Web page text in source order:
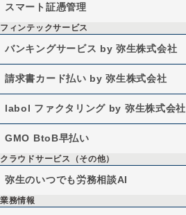
スマート証憑管理
フィンテックサービス
バンキングサービス by 弥生株式会社
請求書カード払い by 弥生株式会社
labol ファクタリング by 弥生株式会社
GMO BtoB早払い
クラウドサービス（その他）
弥生のいつでも労務相談AI
業務情報